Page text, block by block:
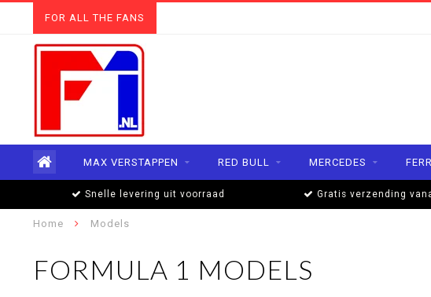
FOR ALL THE FANS
MAX VERSTAPPEN RED BULL MERCEDES
Snelle levering uit voorraad Gratis verzending
Home Models
FORMULA 1 MODELS